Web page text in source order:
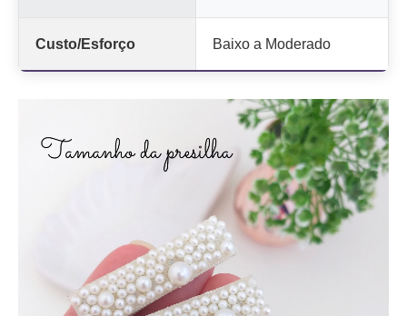
Custo/Esforço Baixo a Moderado